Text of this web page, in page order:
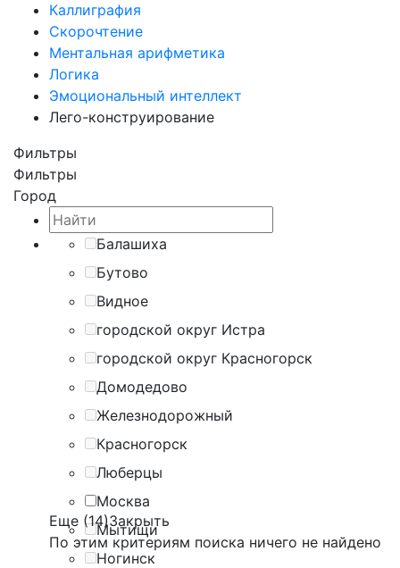
Каллиграфия
Скорочтение
Ментальная арифметика
Логика
Эмоциональный интеллект
Лего-конструирование
Фильтры
Фильтры
Город
Балашиха
Бутово
Видное
городской округ Истра
городской округ Красногорск
Домодедово
Железнодорожный
Красногорск
Люберцы
Москва
Мытищи
Ногинск
Еще (14)Закрыть
По этим критериям поиска ничего не найдено